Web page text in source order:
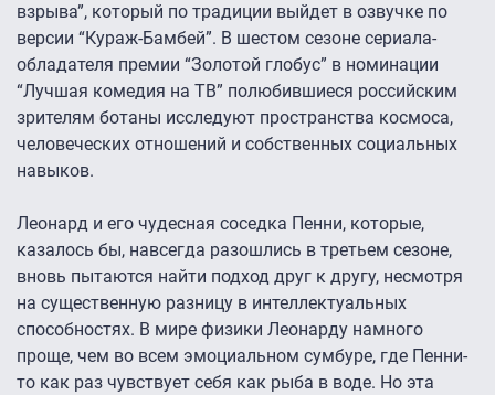
взрыва”, который по традиции выйдет в озвучке по
версии “Кураж-Бамбей”. В шестом сезоне сериала-
обладателя премии “Золотой глобус” в номинации
“Лучшая комедия на ТВ” полюбившиеся российским
зрителям ботаны исследуют пространства космоса,
человеческих отношений и собственных социальных
навыков.
Леонард и его чудесная соседка Пенни, которые,
казалось бы, навсегда разошлись в третьем сезоне,
вновь пытаются найти подход друг к другу, несмотря
на существенную разницу в интеллектуальных
способностях. В мире физики Леонарду намного
проще, чем во всем эмоциальном сумбуре, где Пенни-
то как раз чувствует себя как рыба в воде. Но эта